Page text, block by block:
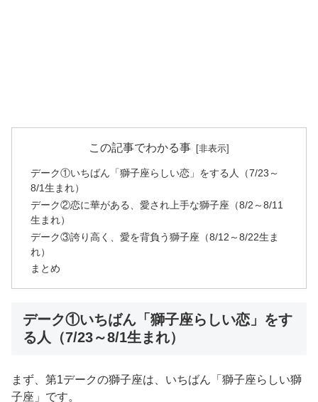
この記事でわかる事
デーク①いちばん「獅子座らしい恋」をする人（7/23～
8/1生まれ）
デーク②恋に華がある、愛され上手な獅子座（8/2～8/11
生まれ）
デーク③誇り高く、愛を背負う獅子座（8/12～8/22生ま
れ）
まとめ
デーク①いちばん「獅子座らしい恋」をす
る人（7/23～8/1生まれ）
まず、第1デークの獅子座は、いちばん「獅子座らしい獅
子座」です。